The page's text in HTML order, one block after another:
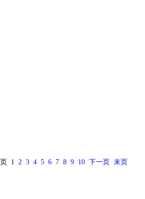
1 2 3 4 5 6 7 8 9 10 下一页 末页